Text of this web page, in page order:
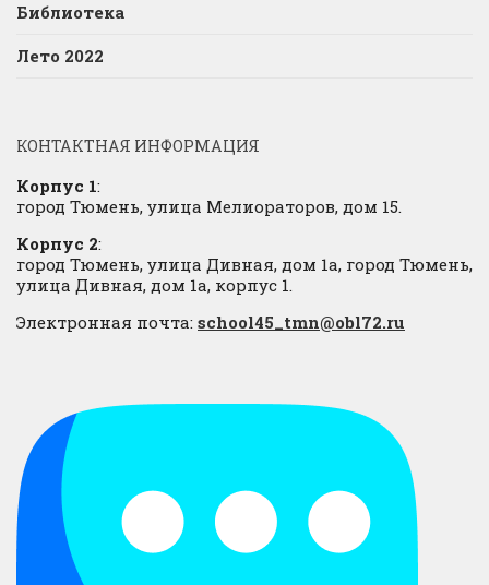
Библиотека
Лето 2022
КОНТАКТНАЯ ИНФОРМАЦИЯ
Корпус 1:
город Тюмень, улица Мелиораторов, дом 15.
Корпус 2:
город Тюмень, улица Дивная, дом 1а, город Тюмень,
улица Дивная, дом 1а, корпус 1.
Электронная почта: school45_tmn@obl72.ru